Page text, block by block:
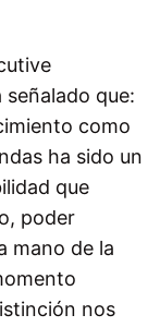
que:
como
ha sido un
que
poder
mano de la
nos